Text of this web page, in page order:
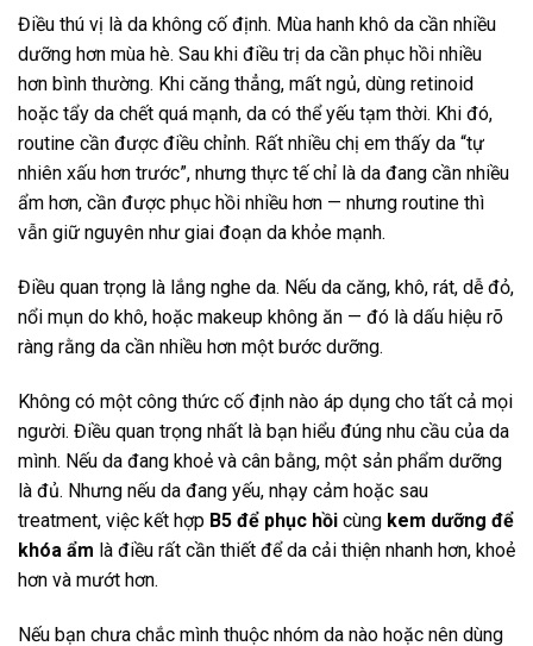
Điều thú vị là da không cố định. Mùa hanh khô da cần nhiều
dưỡng hơn mùa hè. Sau khi điều trị da cần phục hồi nhiều
hơn bình thường. Khi căng thẳng, mất ngủ, dùng retinoid
hoặc tẩy da chết quá mạnh, da có thể yếu tạm thời. Khi đó,
routine cần được điều chỉnh. Rất nhiều chị em thấy da “tự
nhiên xấu hơn trước”, nhưng thực tế chỉ là da đang cần nhiều
ẩm hơn, cần được phục hồi nhiều hơn — nhưng routine thì
vẫn giữ nguyên như giai đoạn da khỏe mạnh.
Điều quan trọng là lắng nghe da. Nếu da căng, khô, rát, dễ đỏ,
nổi mụn do khô, hoặc makeup không ăn — đó là dấu hiệu rõ
ràng rằng da cần nhiều hơn một bước dưỡng.
Không có một công thức cố định nào áp dụng cho tất cả mọi
người. Điều quan trọng nhất là bạn hiểu đúng nhu cầu của da
mình. Nếu da đang khoẻ và cân bằng, một sản phẩm dưỡng
là đủ. Nhưng nếu da đang yếu, nhạy cảm hoặc sau
treatment, việc kết hợp B5 để phục hồi cùng kem dưỡng để
khóa ẩm là điều rất cần thiết để da cải thiện nhanh hơn, khoẻ
hơn và mướt hơn.
Nếu bạn chưa chắc mình thuộc nhóm da nào hoặc nên dùng